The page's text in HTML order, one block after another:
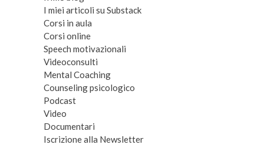
I miei articoli su Substack
Corsi in aula
Corsi online
Speech motivazionali
Videoconsulti
Mental Coaching
Counseling psicologico
Podcast
Video
Documentari
Iscrizione alla Newsletter